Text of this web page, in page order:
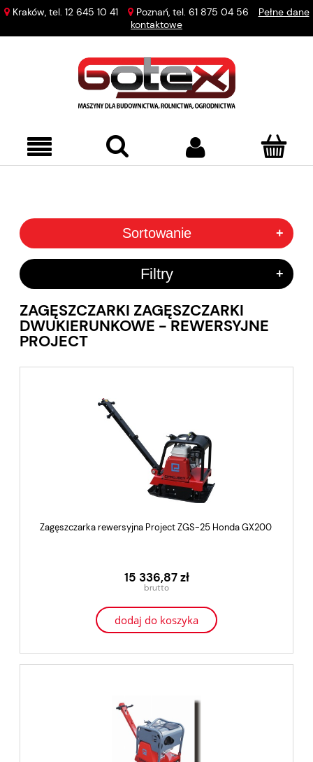
Kraków, tel. 12 645 10 41 Poznań, tel. 61 875 04 56
Pełne dane
kontaktowe
Sortowanie +
Filtry +
ZAGĘSZCZARKI ZAGĘSZCZARKI
DWUKIERUNKOWE - REWERSYJNE
PROJECT
Zagęszczarka rewersyjna Project ZGS-25 Honda GX200
15 336,87 zł
dodaj do koszyka